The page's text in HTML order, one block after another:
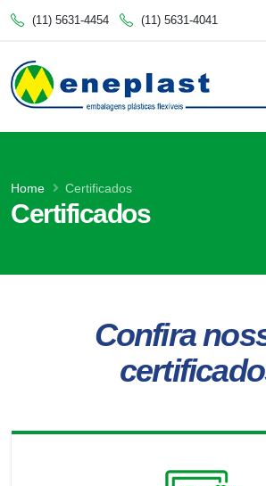
(11) 5631-4454 (11) 5631-4041
Certificados
Home Certificados
Confira